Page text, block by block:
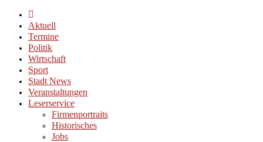
Aktuell
Termine
Politik
Wirtschaft
Sport
Stadt News
Veranstaltungen
Leserservice
Firmenportraits
Historisches
Jobs